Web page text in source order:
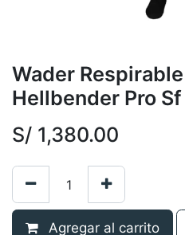
Wader
Hellbender Pro
S/ 1,380.00
Agregar al carrito